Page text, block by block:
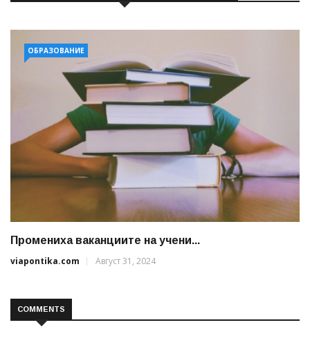
ОБРАЗОВАНИЕ
Промениха ваканциите на учени...
viapontika.com
Август 31, 2024
COMMENTS